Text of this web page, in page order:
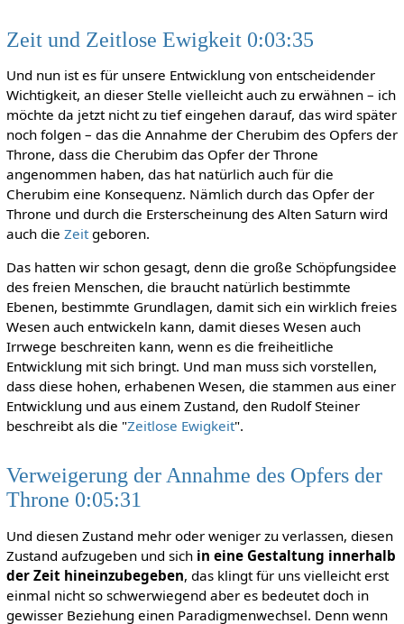
Zeit und Zeitlose Ewigkeit 0:03:35
Und nun ist es für unsere Entwicklung von entscheidender
Wichtigkeit, an dieser Stelle vielleicht auch zu erwähnen – ich
möchte da jetzt nicht zu tief eingehen darauf, das wird später
noch folgen – das die Annahme der Cherubim des Opfers der
Throne, dass die Cherubim das Opfer der Throne
angenommen haben, das hat natürlich auch für die
Cherubim eine Konsequenz. Nämlich durch das Opfer der
Throne und durch die Ersterscheinung des Alten Saturn wird
auch die Zeitgeboren.
Das hatten wir schon gesagt, denn die große Schöpfungsidee
des freien Menschen, die braucht natürlich bestimmte
Ebenen, bestimmte Grundlagen, damit sich ein wirklich freies
Wesen auch entwickeln kann, damit dieses Wesen auch
Irrwege beschreiten kann, wenn es die freiheitliche
Entwicklung mit sich bringt. Und man muss sich vorstellen,
dass diese hohen, erhabenen Wesen, die stammen aus einer
Entwicklung und aus einem Zustand, den Rudolf Steiner
beschreibt als die "Zeitlose Ewigkeit".
Verweigerung der Annahme des Opfers der
Throne 0:05:31
Und diesen Zustand mehr oder weniger zu verlassen, diesen
Zustand aufzugeben und sich in eine Gestaltung innerhalb
der Zeit hineinzubegeben, das klingt für uns vielleicht erst
einmal nicht so schwerwiegend aber es bedeutet doch in
gewisser Beziehung einen Paradigmenwechsel. Denn wenn